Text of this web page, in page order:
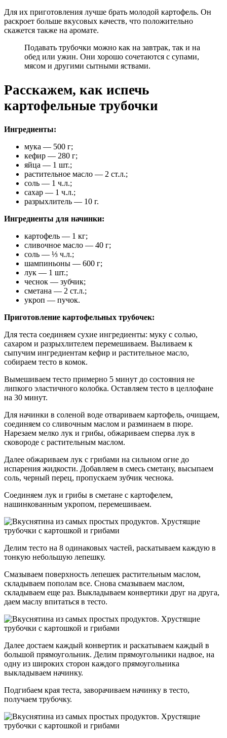
Для их приготовления лучше брать молодой картофель. Он
раскроет больше вкусовых качеств, что положительно
скажется также на аромате.
Подавать трубочки можно как на завтрак, так и на
обед или ужин. Они хорошо сочетаются с супами,
мясом и другими сытными яствами.
Расскажем, как испечь
картофельные трубочки
Ингредиенты:
мука — 500 г;
кефир — 280 г;
яйца — 1 шт.;
растительное масло — 2 ст.л.;
соль — 1 ч.л.;
сахар — 1 ч.л.;
разрыхлитель — 10 г.
Ингредиенты для начинки:
картофель — 1 кг;
сливочное масло — 40 г;
соль — ⅓ ч.л.;
шампиньоны — 600 г;
лук — 1 шт.;
чеснок — зубчик;
сметана — 2 ст.л.;
укроп — пучок.
Приготовление картофельных трубочек:
Для теста соединяем сухие ингредиенты: муку с солью,
сахаром и разрыхлителем перемешиваем. Выливаем к
сыпучим ингредиентам кефир и растительное масло,
собираем тесто в комок.
Вымешиваем тесто примерно 5 минут до состояния не
липкого эластичного колобка. Оставляем тесто в целлофане
на 30 минут.
Для начинки в соленой воде отвариваем картофель, очищаем,
соединяем со сливочным маслом и разминаем в пюре.
Нарезаем мелко лук и грибы, обжариваем сперва лук в
сковороде с растительным маслом.
Далее обжариваем лук с грибами на сильном огне до
испарения жидкости. Добавляем в смесь сметану, высыпаем
соль, черный перец, пропускаем зубчик чеснока.
Соединяем лук и грибы в сметане с картофелем,
нашинкованным укропом, перемешиваем.
Делим тесто на 8 одинаковых частей, раскатываем каждую в
тонкую небольшую лепешку.
Смазываем поверхность лепешек растительным маслом,
складываем пополам все. Снова смазываем маслом,
складываем еще раз. Выкладываем конвертики друг на друга,
даем маслу впитаться в тесто.
Далее достаем каждый конвертик и раскатываем каждый в
большой прямоугольник. Делим прямоугольники надвое, на
одну из широких сторон каждого прямоугольника
выкладываем начинку.
Подгибаем края теста, заворачиваем начинку в тесто,
получаем трубочку.